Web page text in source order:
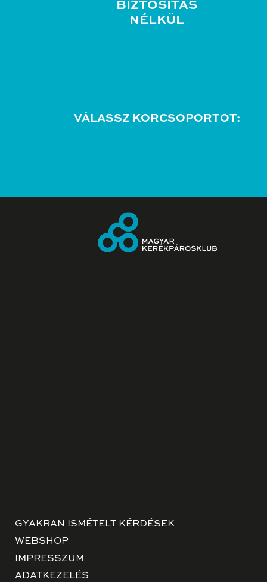
BIZTOSÍTÁS
NÉLKÜL
VÁLASSZ KORCSOPORTOT:
GYAKRAN ISMÉTELT KÉRDÉSEK
WEBSHOP
IMPRESSZUM
ADATKEZELÉS